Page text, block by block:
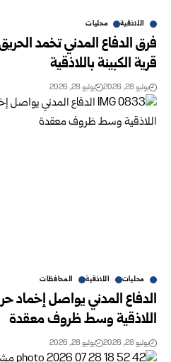
اللاذقية محليات
فرق الدفاع المدني تخمد
قرية الكبينة باللاذقية
يوليو 28, 2026 يوليو 28, 2026
محليات اللاذقية المحافظات
الدفاع المدني يواصل إخماد
اللاذقية وسط ظروف معقدة
يوليو 28, 2026 يوليو 28, 2026